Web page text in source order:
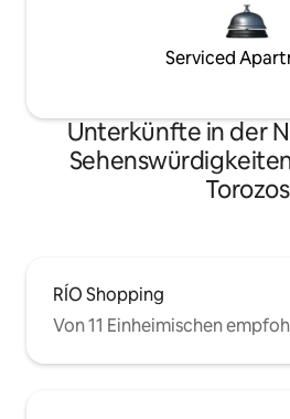
Serviced
Unterkünfte in der
Torozos
RÍO Shopping
Von 11 Einheimischen